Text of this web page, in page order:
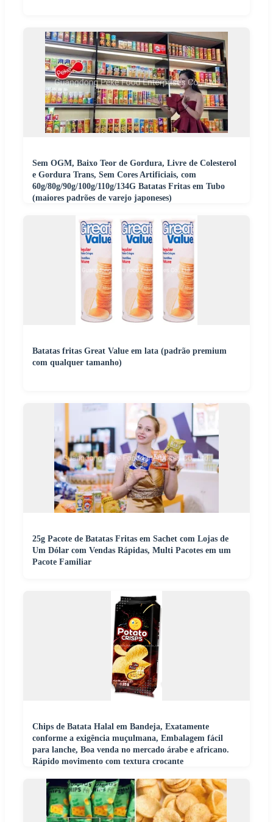
Sem OGM, Baixo Teor de Gordura, Livre de Colesterol
e Gordura Trans, Sem Cores Artificiais, com
60g/80g/90g/100g/110g/134G Batatas Fritas em Tubo
(maiores padrões de varejo japoneses)
Batatas fritas Great Value em lata (padrão premium
com qualquer tamanho)
25g Pacote de Batatas Fritas em Sachet com Lojas de
Um Dólar com Vendas Rápidas, Multi Pacotes em um
Pacote Familiar
Chips de Batata Halal em Bandeja, Exatamente
conforme a exigência muçulmana, Embalagem fácil
para lanche, Boa venda no mercado árabe e africano.
Rápido movimento com textura crocante